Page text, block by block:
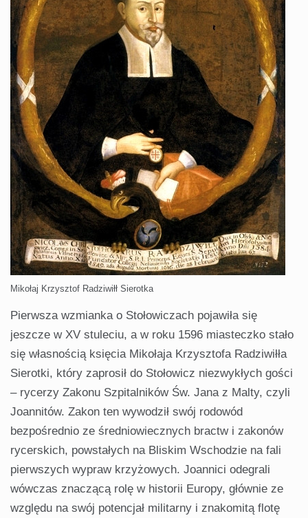
Mikołaj Krzysztof Radziwiłł Sierotka
Pierwsza wzmianka o Stołowiczach pojawiła się
jeszcze w XV stuleciu, a w roku 1596 miasteczko stało
się własnością księcia Mikołaja Krzysztofa Radziwiłła
Sierotki, który zaprosił do Stołowicz niezwykłych gości
– rycerzy Zakonu Szpitalników Św. Jana z Malty, czyli
Joannitów. Zakon ten wywodził swój rodowód
bezpośrednio ze średniowiecznych bractw i zakonów
rycerskich, powstałych na Bliskim Wschodzie na fali
pierwszych wypraw krzyżowych. Joannici odegrali
wówczas znaczącą rolę w historii Europy, głównie ze
względu na swój potencjał militarny i znakomitą flotę